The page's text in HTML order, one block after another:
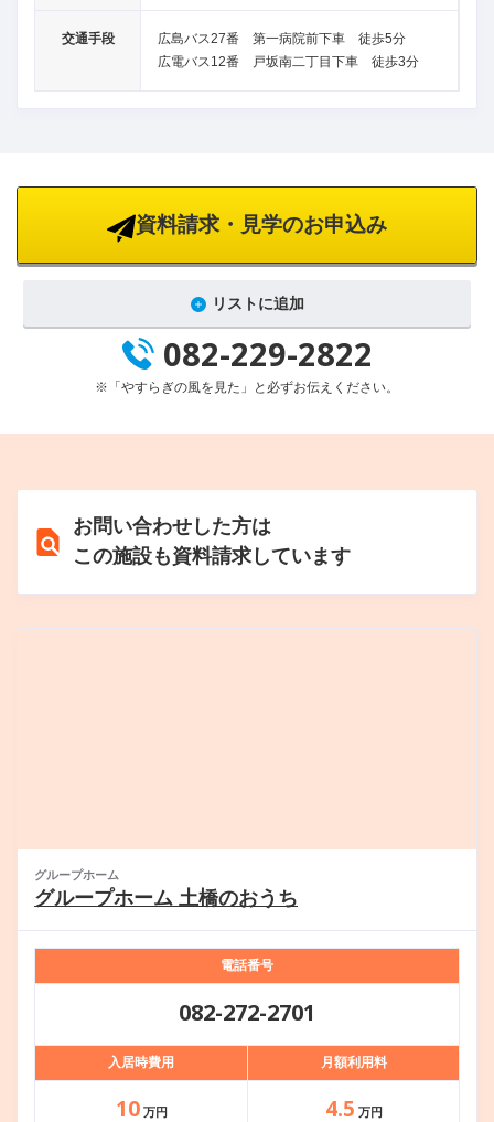
交通手段
広島バス27番 第一病院前下車 徒歩5分
広電バス12番 戸坂南二丁目下車 徒歩3分
資料請求・見学のお申込み
リストに追加
082-229-2822
※「やすらぎの風を見た」と必ずお伝えください。
お問い合わせした方は
この施設も資料請求しています
グループホーム
グループホーム 土橋のおうち
電話番号
082-272-2701
入居時費用 月額利用料
10 万円 4.5 万円